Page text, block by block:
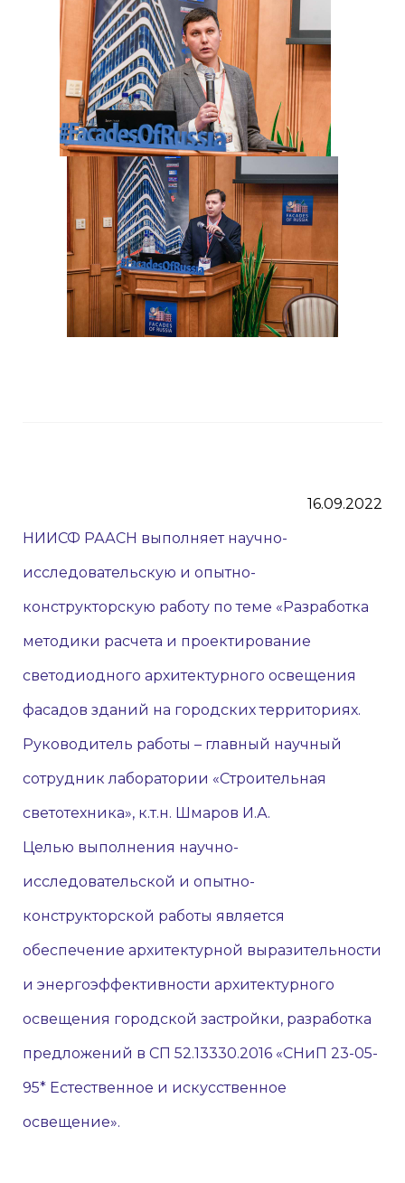
16.09.2022
НИИСФ РААСН выполняет научно-
исследовательскую и опытно-
конструкторскую работу по теме «Разработка
методики расчета и проектирование
светодиодного архитектурного освещения
фасадов зданий на городских территориях.
Руководитель работы – главный научный
сотрудник лаборатории «Строительная
светотехника», к.т.н. Шмаров И.А.
Целью выполнения научно-
исследовательской и опытно-
конструкторской работы является
обеспечение архитектурной выразительности
и энергоэффективности архитектурного
освещения городской застройки, разработка
предложений в СП 52.13330.2016 «СНиП 23-05-
95* Естественное и искусственное
освещение».